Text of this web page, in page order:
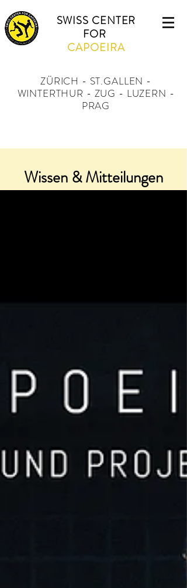
SWISS CENTER
FOR
CAPOEIRA
ZÜRICH - ST.GALLEN -
WINTERTHUR - ZUG - LUZERN -
PRAG
Wissen & Mitteilungen